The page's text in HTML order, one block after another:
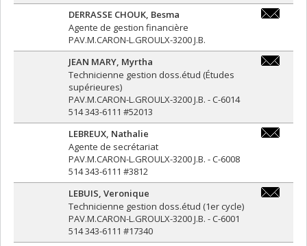
DERRASSE CHOUK, Besma
Agente de gestion financière
PAV.M.CARON-L.GROULX-3200 J.B.
JEAN MARY, Myrtha
Technicienne gestion doss.étud (Études
supérieures)
PAV.M.CARON-L.GROULX-3200 J.B. - C-6014
514 343-6111 #52013
LEBREUX, Nathalie
Agente de secrétariat
PAV.M.CARON-L.GROULX-3200 J.B. - C-6008
514 343-6111 #3812
LEBUIS, Veronique
Technicienne gestion doss.étud (1er cycle)
PAV.M.CARON-L.GROULX-3200 J.B. - C-6001
514 343-6111 #17340